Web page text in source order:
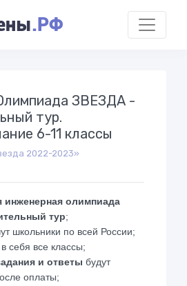
.РФ
ЗВЕЗДА -
тур.
6-11 классы
2022-2023»
инженерная олимпиада
тур;
школьники по всей России;
себя все классы;
и ответы будут
оплаты;